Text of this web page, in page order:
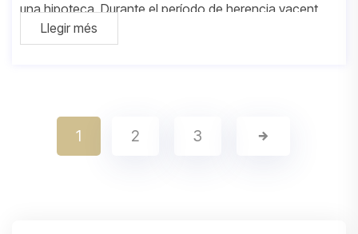
una hipoteca. Durante el período de herencia yacent
e —desde el fallecimiento hasta la aceptación o renunci
a formal— los familiares no asumen
Llegir més
1 2 3